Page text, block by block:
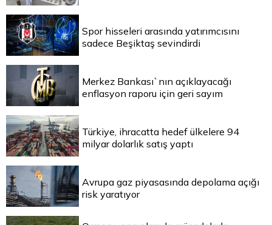
Spor hisseleri arasında yatırımcısını
sadece Beşiktaş sevindirdi
Merkez Bankası`nın açıklayacağı
enflasyon raporu için geri sayım
Türkiye, ihracatta hedef ülkelere 94
milyar dolarlık satış yaptı
Avrupa gaz piyasasında depolama açığı
risk yaratıyor